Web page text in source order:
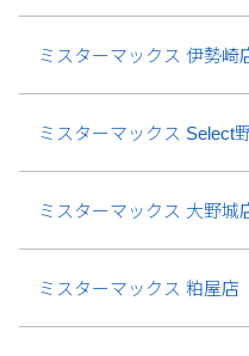
ミスターマックス 伊勢崎
ミスターマックス Select
ミスターマックス 大野城
ミスターマックス 粕屋店